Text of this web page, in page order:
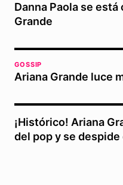
Danna Paola se
Grande
GOSSIP
Ariana Grande luce
¡Histórico! Ariana
del pop y se despide